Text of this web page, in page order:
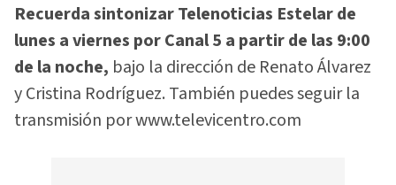
Recuerda sintonizar Telenoticias Estelar de
lunes a viernes por Canal 5 a partir de las 9:00
de la noche, bajo la dirección de Renato Álvarez
y Cristina Rodríguez. También puedes seguir la
transmisión por www.televicentro.com